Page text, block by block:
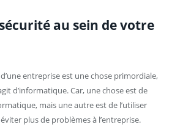
au sein de votre
entreprise est une chose primordiale,
d’informatique. Car, une chose est de
mais une autre est de l’utiliser
plus de problèmes à l’entreprise.